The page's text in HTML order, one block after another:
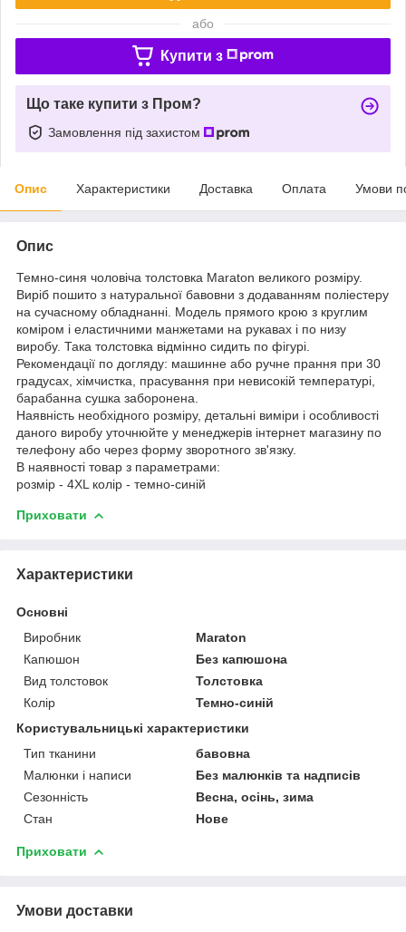
або
Купити з
Що таке купити з Пром?
Замовлення під захистом
Опис Характеристики Доставка Оплата Умови
Опис
Темно-синя чоловіча толстовка Maraton великого розміру.
Виріб пошито з натуральної бавовни з додаванням поліестеру
на сучасному обладнанні. Модель прямого крою з круглим
коміром і еластичними манжетами на рукавах і по низу
виробу. Така толстовка відмінно сидить по фігурі.
Рекомендації по догляду: машинне або ручне прання при 30
градусах, хімчистка, прасування при невисокій температурі,
барабанна сушка заборонена.
Наявність необхідного розміру, детальні виміри і особливості
даного виробу уточнюйте у менеджерів інтернет магазину по
телефону або через форму зворотного зв'язку.
В наявності товар з параметрами:
розмір - 4XL колір - темно-синій
Приховати
Характеристики
Основні
Виробник
Maraton
Капюшон
Без капюшона
Вид толстовок
Толстовка
Колір
Темно-синій
Користувальницькі характеристики
Тип тканини
бавовна
Малюнки і написи
Без малюнків та надписів
Сезонність
Весна, осінь, зима
Стан
Нове
Приховати
Умови доставки